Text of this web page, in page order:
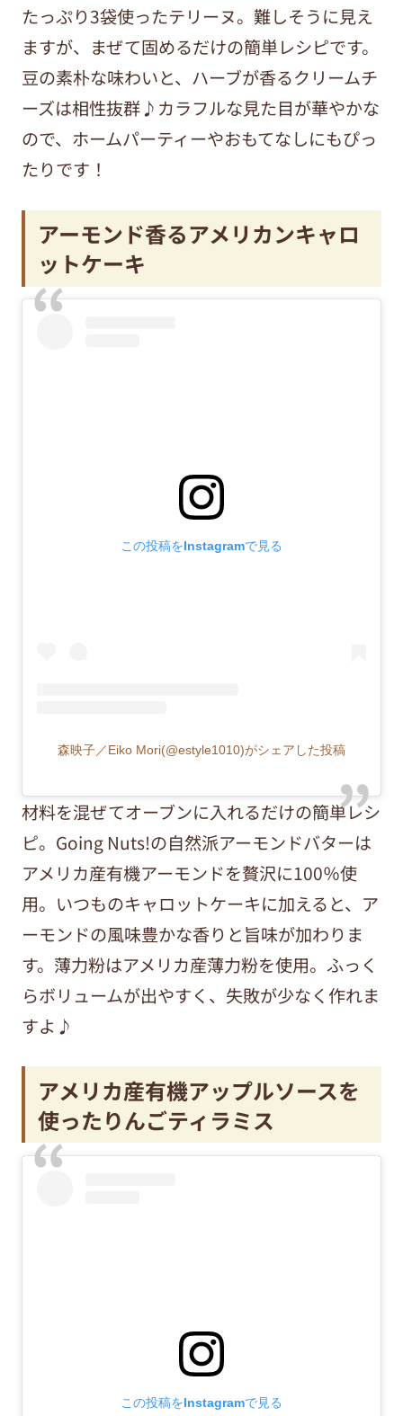
たっぷり3袋使ったテリーヌ。難しそうに見え
ますが、まぜて固めるだけの簡単レシピです。
豆の素朴な味わいと、ハーブが香るクリームチ
ーズは相性抜群♪カラフルな見た目が華やかな
ので、ホームパーティーやおもてなしにもぴっ
たりです！
アーモンド香るアメリカンキャロ
ットケーキ
この投稿をInstagramで見る
森映子／Eiko Mori(@estyle1010)がシェアした投稿
材料を混ぜてオーブンに入れるだけの簡単レシ
ピ。Going Nuts!の自然派アーモンドバターは
アメリカ産有機アーモンドを贅沢に100％使
用。いつものキャロットケーキに加えると、ア
ーモンドの風味豊かな香りと旨味が加わりま
す。薄力粉はアメリカ産薄力粉を使用。ふっく
らボリュームが出やすく、失敗が少なく作れま
すよ♪
アメリカ産有機アップルソースを
使ったりんごティラミス
この投稿をInstagramで見る